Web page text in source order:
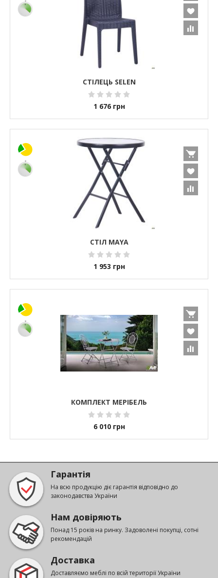
СТІЛЕЦЬ SELEN
1 676 грн
СТІЛ MAYA
1 953 грн
КОМПЛЕКТ МЕРІБЕЛЬ
6 010 грн
Гарантія
На всю продукцію діє гарантія відповідно до
законодавства України
Нам довіряють
Понад 15 років на ринку. Задоволені покупці, сотні
рекомендацій
Доставка
Доставляємо меблі по всій території України